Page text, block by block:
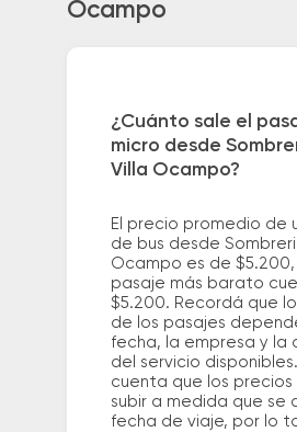
Ocampo
¿Cuánto sale el
micro desde
Villa Ocampo?
El precio promedio de
de bus desde
Ocampo es de $5.200,
pasaje más barato
$5.200. Recordá que
de los pasajes
fecha, la empresa y la
del servicio
cuenta que los
subir a medida que se
fecha de viaje, por lo